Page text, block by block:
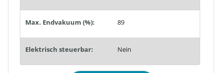
Max. Endvakuum (%): 89
Elektrisch steuerbar: Nein